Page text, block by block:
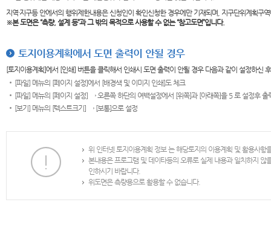
지역·지구등 안에서의 행위제한내용은 신청인이 확인신청한 경우에만 기재되며, 지구단위계획
※본 도면은“측량, 설계 등”과 그 밖의 목적으로 사용할 수 없는 “참고도면”입니다.
토지이용계획에서 도면 출력이 안될 경우
[토지이용계획]에서 [인쇄] 버튼을 클릭해서 인쇄시 도면 출력이 안될 경우 다음과 같이 설정하신
[파일] 메뉴의 [페이지 설정]에서 [배경색 및 이미지 인쇄]도 체크
[파일] 메뉴의 [페이지 설정] → 오른쪽 하단의 여백설정에서 [위쪽]과 [아래쪽]을 5 로 설정후 출
[보기] 메뉴의 [텍스트크기] → [보통]으로 설정
위 인터넷 토지이용계획 정보 는 해당토지의 이용계획 및 활용사
본내용은 프로그램 및 데이타등의 오류로 실제 내용과 일치하지
인하시기 바랍니다.
위도면은 측량용으로 활용할 수 없습니다.